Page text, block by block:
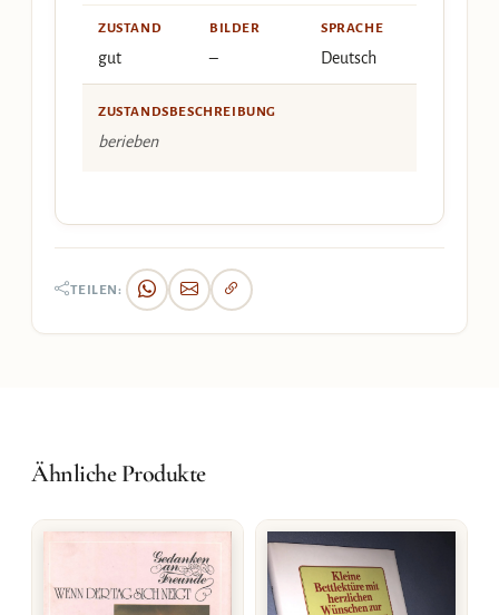
ZUSTAND
gut
BILDER
–
SPRACHE
Deutsch
ZUSTANDSBESCHREIBUNG
berieben
TEILEN:
Ähnliche Produkte